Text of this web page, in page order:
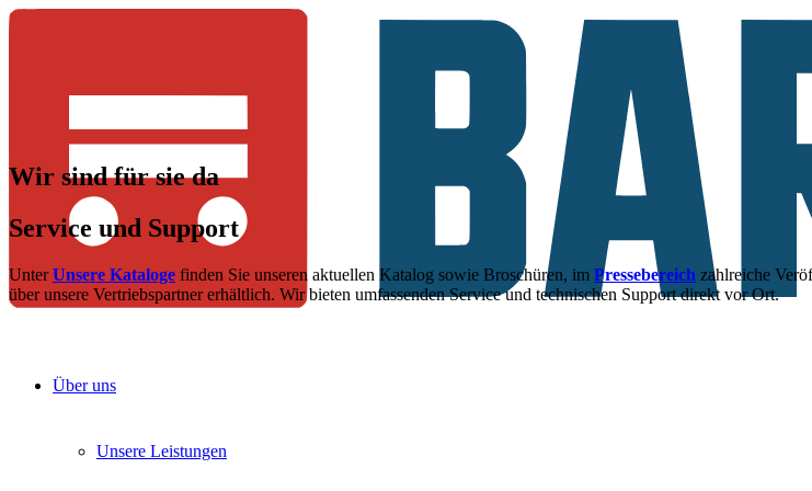
Über uns
Unsere Leistungen
Wir sindfür sie da
Service und Support
UnterUnsere Kataloge finden Sie unseren aktuellen Katalog sowie Broschüren, im Pressebereich zahlreiche
über unsere Vertriebspartner erhältlich. Wir bieten umfassenden Service und technischen Support direkt vor Ort.